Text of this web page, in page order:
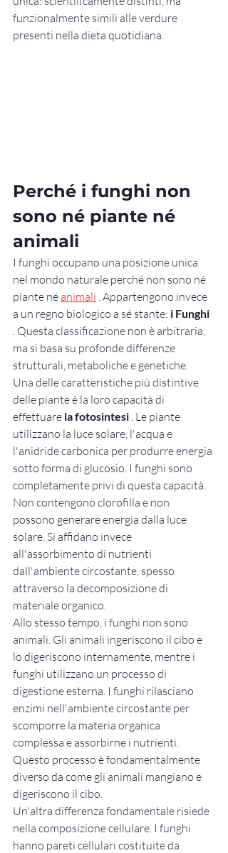
funzionalmente simili alle verdure
presenti nella dieta quotidiana.
Perché i funghi non
sono né piante né
animali
I funghi occupano una posizione unica
nel mondo naturale perché non sono né
piante né animali . Appartengono invece
a un regno biologico a sé stante: i Funghi
. Questa classificazione non è arbitraria,
ma si basa su profonde differenze
strutturali, metaboliche e genetiche.
Una delle caratteristiche più distintive
delle piante è la loro capacità di
effettuare la fotosintesi . Le piante
utilizzano la luce solare, l'acqua e
l'anidride carbonica per produrre energia
sotto forma di glucosio. I funghi sono
completamente privi di questa capacità.
Non contengono clorofilla e non
possono generare energia dalla luce
solare. Si affidano invece
all'assorbimento di nutrienti
dall'ambiente circostante, spesso
attraverso la decomposizione di
materiale organico.
Allo stesso tempo, i funghi non sono
animali. Gli animali ingeriscono il cibo e
lo digeriscono internamente, mentre i
funghi utilizzano un processo di
digestione esterna. I funghi rilasciano
enzimi nell'ambiente circostante per
scomporre la materia organica
complessa e assorbirne i nutrienti.
Questo processo è fondamentalmente
diverso da come gli animali mangiano e
digeriscono il cibo.
Un'altra differenza fondamentale risiede
nella composizione cellulare. I funghi
hanno pareti cellulari costituite da